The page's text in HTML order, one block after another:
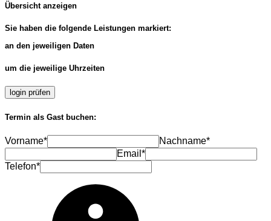
Übersicht anzeigen
Sie haben die folgende Leistungen markiert:
an den jeweiligen Daten
um die jeweilige Uhrzeiten
login prüfen
Termin als Gast buchen:
Vorname*
Nachname*
Email*
Telefon*